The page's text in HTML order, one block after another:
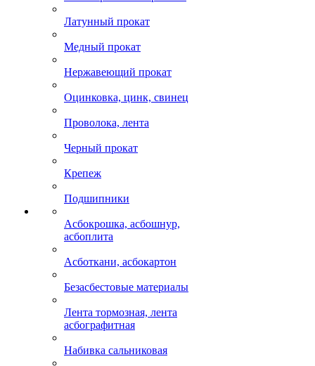
Латунный прокат
Медный прокат
Нержавеющий прокат
Оцинковка, цинк, свинец
Проволока, лента
Черный прокат
Крепеж
Подшипники
Асбокрошка, асбошнур,
асбоплита
Асботкани, асбокартон
Безасбестовые материалы
Лента тормозная, лента
асбографитная
Набивка сальниковая